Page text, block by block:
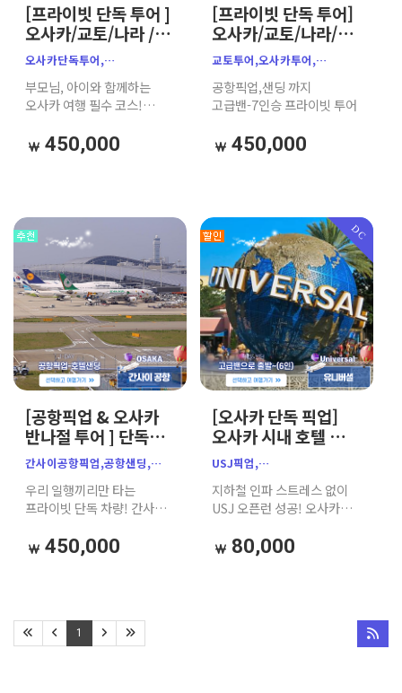
[프라이빗 단독 투어 ]
오사카/교토/나라 /
고베 가족여행 추천
프라이빗 단독 투어
(7인승 고급밴/공항
픽업샌딩+톨비 포함)
오사카단독투어,
오사카프라이빗투어,
오사카가족여행,
오사카차량투어,
아기랑오사카, 일본효도여행,
부모님, 아이와 함께하는
오사카 여행 필수 코스!
가이드(또는 현지 베테랑
드라이버)가 제안하는
450,000
[프라이빗 단독 투어]
오사카/교토/나라/
고베 가족여행 추천
(공항 픽업·샌딩
+맞춤 코스 가능)
교토투어,오사카투어,
나라투어,고베투어,오사카
프라이빗 투어, 맞춤 투어
공항픽업,샌딩 까지
고급밴-7인승 프라이빗 투어
450,000
[공항픽업 & 오사카
반나절 투어 ] 단독밴
7인승｜한인
공식가이드｜
주유패스 추천
간사이공항픽업,공항샌딩,
오사카공항픽업,
오사카픽업서비스,
간사이공항샌딩,
오사카단독차량,
오사카호텔픽업,
오사카가족여행,공항픽업샌딩,
오사카프라이빗픽업
우리 일행끼리만 타는
프라이빗 단독 차량! 간사이
호텔까지 무거운 캐리어
스트레스와 환승 걱정 없이
450,000
DC
[오사카 단독 픽업]
오사카 시내 호텔 ↔
유니버셜 스튜디오
(USJ) 프라이빗 픽업
샌딩
USJ픽업,
유니버셜스튜디오재팬픽업,
오사카유니버셜픽업,
오사카호텔픽업,
유니버셜스튜디오픽업,
오사카USJ이동,USJ오픈런,
지하철 인파 스트레스 없이
USJ 오픈런 성공! 오사카
스튜디오 재팬까지 우리
일행끼리만 편안하게
80,000
1